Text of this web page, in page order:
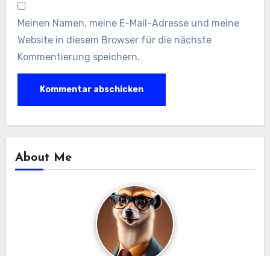
Meinen Namen, meine E-Mail-Adresse und meine
Website in diesem Browser für die nächste
Kommentierung speichern.
About Me